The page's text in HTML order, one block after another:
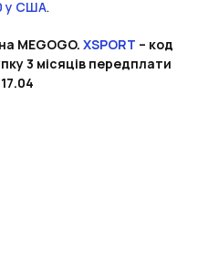
у США.
MEGOGO. XSPORT – код
3 місяців передплати